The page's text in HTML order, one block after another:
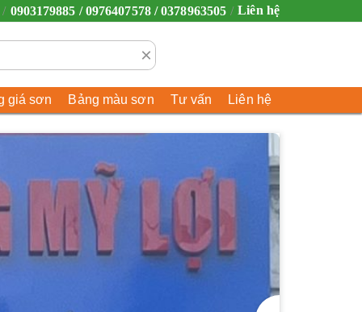
0903179885 / 0976407578 / 0378963505 Liên hệ
×
giá sơn Bảng màu sơn Tư vấn Liên hệ